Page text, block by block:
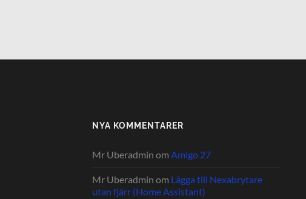
NYA KOMMENTARER
Mr Uberadmin om Amigo 27
Mr Uberadmin om Lägga till Nexabrytare
utan fjärr (Home Assistant)